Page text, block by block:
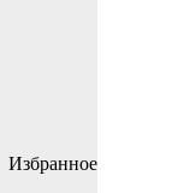
Избранное